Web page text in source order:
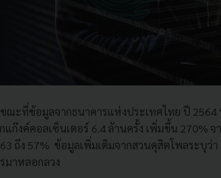
ณะที่ข้อมูลจากธนาคารแห่งประเทศไทย ปี 2564
แก๊งค์คอลเซ็นเตอร์ 6.4 ล้านครั้ง เพิ่มขึ้น 270%
ถึง 57% ข้อมูลเพิ่มเติมจากสวนดุสิตโพลระบุว่
มาหลอกลวง